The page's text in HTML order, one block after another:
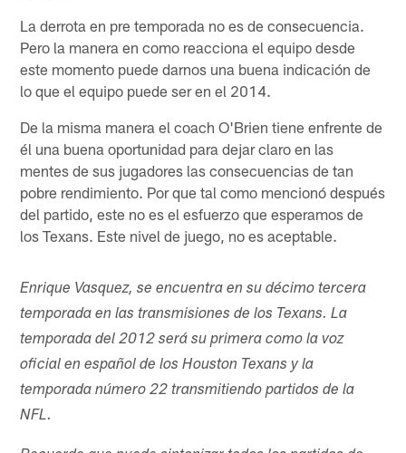
La derrota en pre temporada no es de consecuencia.
Pero la manera en como reacciona el equipo desde
este momento puede darnos una buena indicación de
lo que el equipo puede ser en el 2014.
De la misma manera el coach O'Brien tiene enfrente de
él una buena oportunidad para dejar claro en las
mentes de sus jugadores las consecuencias de tan
pobre rendimiento. Por que tal como mencionó después
del partido, este no es el esfuerzo que esperamos de
los Texans. Este nivel de juego, no es aceptable.
Enrique Vasquez, se encuentra en su décimo tercera
temporada en las transmisiones de los Texans. La
temporada del 2012 será su primera como la voz
oficial en español de los Houston Texans y la
temporada número 22 transmitiendo partidos de la
NFL.